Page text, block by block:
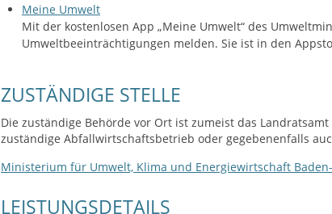
Meine Umwelt
Mit der kostenlosen App „Meine Umwelt“ des
Umweltbeeinträchtigungen melden. Sie ist in den
ZUSTÄNDIGE STELLE
Die zuständige Behörde vor Ort ist zumeist das
zuständige Abfallwirtschaftsbetrieb oder gegebenenfalls
Ministerium für Umwelt, Klima und Energiewirtschaft
LEISTUNGSDETAILS